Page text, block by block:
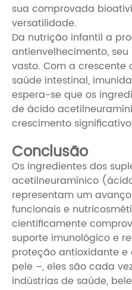
sua comprovada
versatilidade.
Da nutrição infantil a
antienvelhecimento,
vasto. Com a crescente
saúde intestinal,
espera-se que os
de ácido
crescimento
Conclusão
Os ingredientes dos
acetilneuramínico
representam um
funcionais e
cientificamente
suporte imunológico e
proteção antioxidante
pele –, eles são cada
indústrias de saúde,